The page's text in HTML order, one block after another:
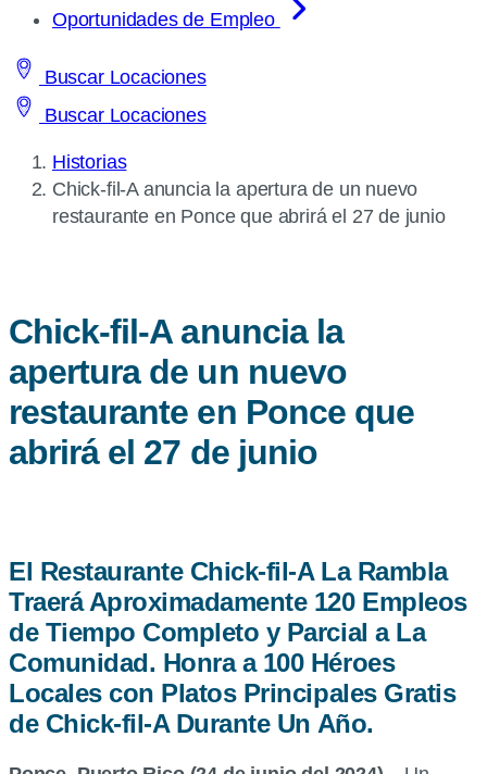
Oportunidades de Empleo
Buscar Locaciones
Buscar Locaciones
Historias
Current
page:
Chick-fil-Aanuncia la apertura de un nuevo
restaurante en Ponce que abrirá el 27 de junio
Chick-fil-Aanuncia la
apertura de un nuevo
restaurante en Ponce que
abrirá el 27 de junio
El Restaurante Chick-fil-A La Rambla
Traerá Aproximadamente 120 Empleos
de Tiempo Completo y Parcial a La
Comunidad. Honra a 100 Héroes
Locales con Platos Principales Gratis
de Chick-fil-A Durante Un Año.